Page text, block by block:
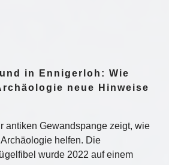
in Ennigerloh: Wie
neue Hinweise
antiken Gewandspange zeigt, wie
helfen. Die
wurde 2022 auf einem